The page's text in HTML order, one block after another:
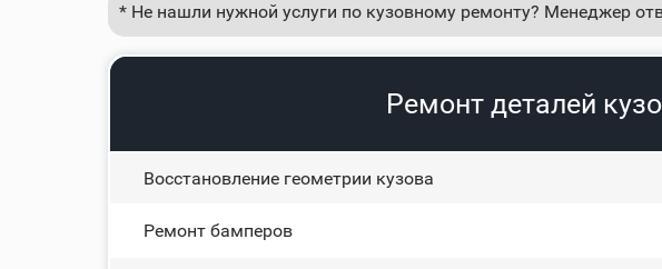
* Не нашли нужной услуги по кузовному ремонту? Менеджер
Ремонт деталей
Восстановление геометрии кузова
Ремонт бамперов